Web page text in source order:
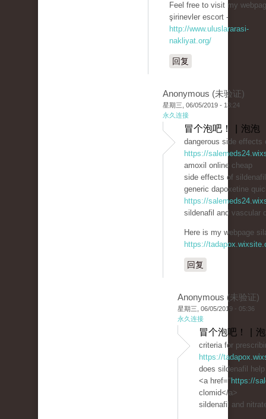
Feel free to visit my
şirinevler escort -
http://www.uluslararasi-
nakliyat.org/
回复
Anonymous (未验证)
星期三, 06/05/2019 - 13:24
永久连接
冒个泡吧！ | 泡泡
dangerous side effects
https://
amoxil online cheap
side effects of
generic dapoxetine
https://
sildenafil and vascular
Here is my webpage
https://
回复
Anonymous (未验证)
星期三, 06/05/2019 - 05:36
永久连接
冒个泡吧！ |
criteria for
https://
does sildenafil
<a href=" https://
clomid</a>
sildenafil and